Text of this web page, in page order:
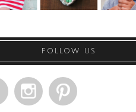
FOLLOW US